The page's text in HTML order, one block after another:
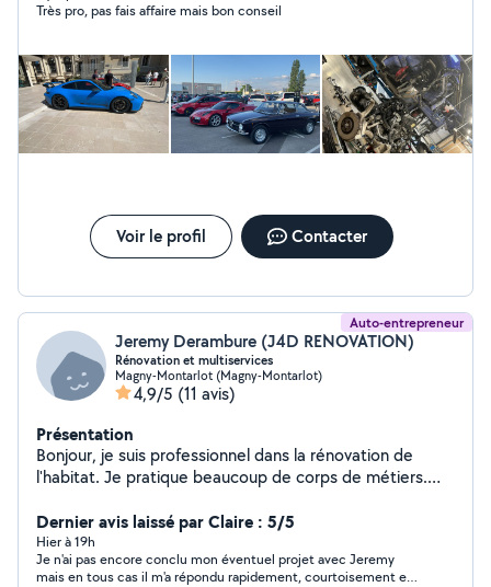
) Compétence aussi dans des petits travails : tondre et
travail de maison
Très pro, pas fais affaire mais bon conseil
Voir le profil Contacter
Auto-entrepreneur
Jeremy Derambure (J4D RENOVATION)
Rénovation et multiservices
Magny-Montarlot (Magny-Montarlot)
4,9/5 (11 avis)
Présentation
Bonjour, je suis professionnel dans la rénovation de
l'habitat. Je pratique beaucoup de corps de métiers.
Dernier avis laissé par Claire : 5/5
Hier à 19h
Je n'ai pas encore conclu mon éventuel projet avec Jeremy
mais en tous cas il m'a répondu rapidement, courtoisement et